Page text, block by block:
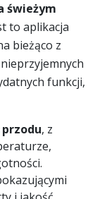
świeżym
to aplikacja
bieżąco z
funkcji,
, z